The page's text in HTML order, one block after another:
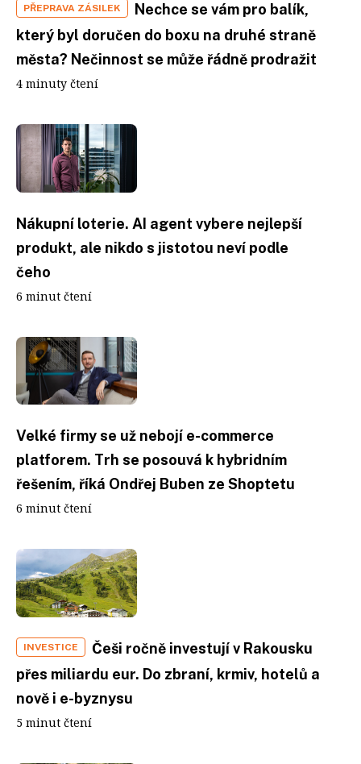
PŘEPRAVA ZÁSILEK
Nechce se vám pro balík,
který byl doručen do boxu na druhé straně
města? Nečinnost se může řádně prodražit
4 minuty čtení
Nákupní loterie. AI agent vybere nejlepší
produkt, ale nikdo s jistotou neví podle
čeho
6 minut čtení
Velké firmy se už nebojí e-commerce
platforem. Trh se posouvá k hybridním
řešením, říká Ondřej Buben ze Shoptetu
6 minut čtení
INVESTICE
Češi ročně investují v Rakousku
přes miliardu eur. Do zbraní, krmiv, hotelů a
nově i e-byznysu
5 minut čtení